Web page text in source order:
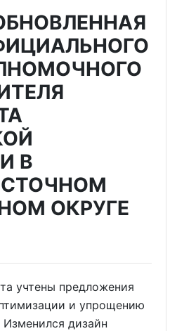
В
ОКРУГЕ
учтены предложения
и упрощению
дизайн